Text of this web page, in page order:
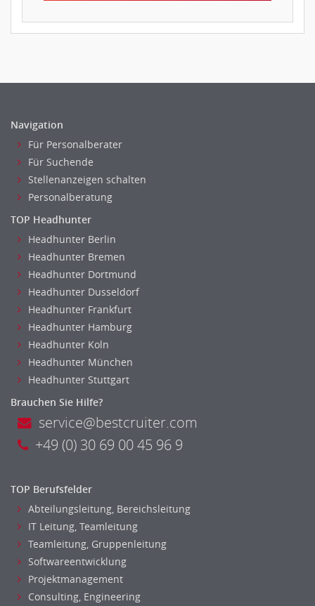
Navigation
Für Personalberater
Für Suchende
Stellenanzeigen schalten
Personalberatung
TOP Headhunter
Headhunter Berlin
Headhunter Bremen
Headhunter Dortmund
Headhunter Dusseldorf
Headhunter Frankfurt
Headhunter Hamburg
Headhunter Koln
Headhunter München
Headhunter Stuttgart
Brauchen Sie Hilfe?
service@bestcruiter.com
+49 (0) 30 69 00 45 96 9
TOP Berufsfelder
Abteilungsleitung, Bereichsleitung
IT Leitung, Teamleitung
Teamleitung, Gruppenleitung
Softwareentwicklung
Projektmanagement
Consulting, Engineering